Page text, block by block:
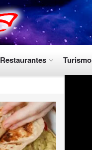
Restaurantes Turismo